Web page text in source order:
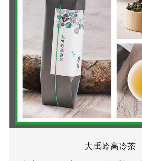
大禹岭高冷茶